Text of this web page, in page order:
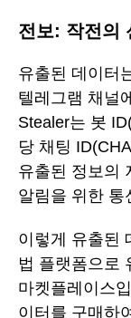
전보: 작전의
유출된 데이터
텔레그램 채널
Stealer는 봇
당 채팅
유출된 정보의
알림을 위한 통
이렇게 유출된
법 플랫폼으로
마켓플레이스
이터를 구매하